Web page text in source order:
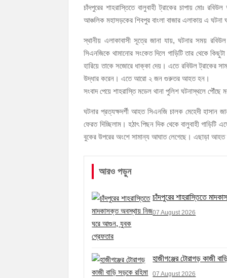
নৌ পুলিশ ফাঁড়ির নাকের ডগায় কারেন্ট জালের দাপট,
চাঁদপুরের শাহরাস্তিতে বালুবাহী ট্রাকের চাপায় মোঃ
আঞ্চলিক মহাসড়কের শিবপুর বাংলা বাজার এলাকায় এ ঘটনা
স্থানীয় এলাকাবাসী সূত্রে জানা যায়, ঘটনার সময়
সিএনজিকে থামানোর সংকেত দিলে গাড়িটি তার থেকে
হারিয়ে তাকে সজোরে ধাক্কা দেয়। এতে রবিউল ট্রাকের
উদ্ধার করেন। এতে আরো ২ জন গুরুতর আহত হন।
সংবাদ পেয়ে শাহরাস্তি মডেল থানা পুলিশ ঘটনাস্থলে পৌঁছে
ঘটনার প্রত্যক্ষদর্শী আহত সিএনজি চালক মেহেদী হাসান
ফেরত দিচ্ছিলাম। হঠাৎ পিছন দিক থেকে বালুবাহী
বুকের উপরের অংশে সামান্য আঘাত লেগেছে। এছাড়া আহত
আরও পড়ুন
চাঁদপুরের শাহরাস্তিতে
07 August 2026
হাজীগঞ্জের টোরাগড় কাজী
07 August 2026